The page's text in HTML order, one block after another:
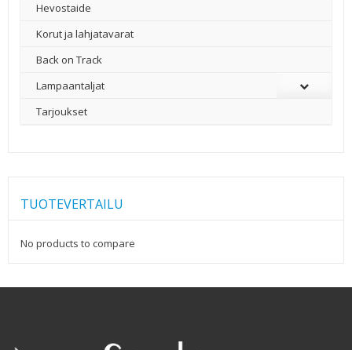
Hevostaide
Korut ja lahjatavarat
Back on Track
Lampaantaljat
Tarjoukset
TUOTEVERTAILU
No products to compare